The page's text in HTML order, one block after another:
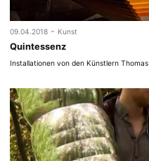
09.04.2018 - Kunst
Quintessenz
Installationen von den Künstlern